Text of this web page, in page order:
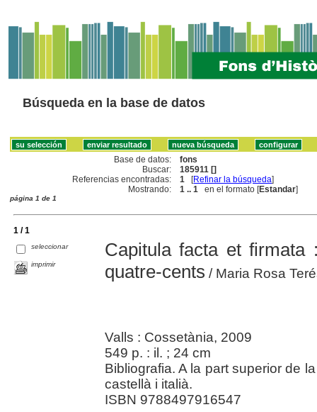
Búsqueda en la base de datos
Base de datos:
fons
Buscar:
185911 []
Referencias encontradas:
1 [Refinar la búsqueda]
Mostrando:
1 .. 1 en el formato [Estandar]
página 1 de 1
1 / 1
seleccionar
imprimir
Capitula facta et firmata
quatre-cents / Maria Rosa
Valls : Cossetània, 2009
549 p. : il. ; 24 cm
Bibliografia. A la part superior de
castellà i italià.
ISBN 9788497916547